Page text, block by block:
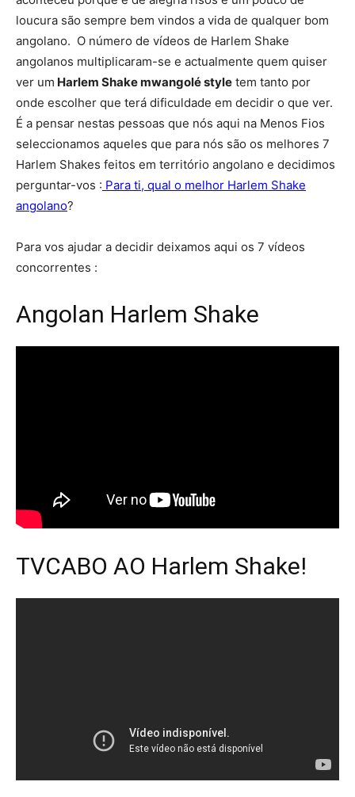
loucura são sempre bem vindos a vida de qualquer bom
angolano. O número de vídeos de Harlem Shake
angolanos multiplicaram-se e actualmente quem quiser
ver um Harlem Shake mwangolé style tem tanto por
onde escolher que terá dificuldade em decidir o que ver.
É a pensar nestas pessoas que nós aqui na Menos Fios
seleccionamos aqueles que para nós são os melhores 7
Harlem Shakes feitos em território angolano e decidimos
perguntar-vos : Para ti, qual o melhor Harlem Shake
angolano?
Para vos ajudar a decidir deixamos aqui os 7 vídeos
concorrentes :
Angolan Harlem Shake
TVCABO AO Harlem Shake!